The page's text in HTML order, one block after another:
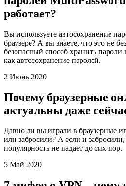
работает?
Вы используете автосохранение
браузере? А вы знаете, что это не
безопасный способ хранить
как автосохранение паролей.
2 Июнь 2020
Почему браузерные
актуальны даже
Давно ли вы играли в браузерные
или забросили? А если и
популярность не падает до сих пор.
5 Май 2020